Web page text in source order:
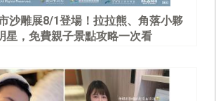
沙雕展8/1登場！拉拉熊、角落小夥
星，免費親子景點攻略一次看